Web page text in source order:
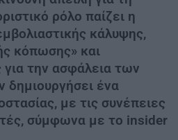
ρόλο παίζει η
κάλυψης,
κόπωσης» και
την ασφάλεια των
δημιουργήσει ένα
με τις συνέπειες
σύμφωνα με το insider